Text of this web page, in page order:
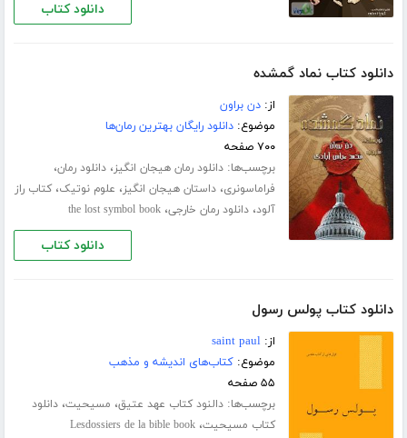
دانلود کتاب
دانلود کتاب نماد گمشده
از:دن براون
موضوع:دانلود رایگان بهترین رمان‌ها
۷۰۰ صفحه
برچسب‌ها:دانلود رمان هیجان انگیز،دانلود رمان،
فراماسونری،داستان هیجان انگیز، علوم نوتیک،کتاب راز
آلود،دانلود رمان خارجی،the lost symbol book
دانلود کتاب
دانلود کتاب پولس رسول
از:saint paul
موضوع:کتاب‌های اندیشه و مذهب
۵۵ صفحه
برچسب‌ها:دالنود کتاب عهد عتیق، مسیحیت،دانلود
کتاب مسیحیت،Lesdossiers de la bible book